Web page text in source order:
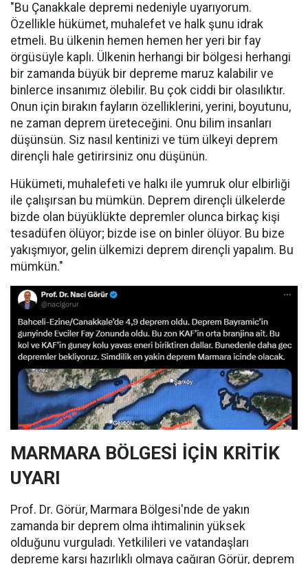
"Bu Çanakkale depremi nedeniyle uyarıyorum.
Özellikle hükümet, muhalefet ve halk şunu idrak
etmeli. Bu ülkenin hemen hemen her yeri bir fay
örgüsüyle kaplı. Ülkenin herhangi bir bölgesi herhangi
bir zamanda büyük bir depreme maruz kalabilir ve
binlerce insanımız ölebilir. Bu çok ciddi bir olasılıktır.
Onun için bırakın fayların özelliklerini, yerini, boyutunu,
ne zaman deprem üreteceğini. Onu bilim insanları
düşünsün. Siz nasıl kentinizi ve tüm ülkeyi deprem
dirençli hale getirirsiniz onu düşünün.
Hükümeti, muhalefeti ve halkı ile yumruk olur elbirliği
ile çalışırsan bu mümkün. Deprem dirençli ülkelerde
bizde olan büyüklükte depremler olunca birkaç kişi
tesadüfen ölüyor; bizde ise on binler ölüyor. Bu bize
yakışmıyor, gelin ülkemizi deprem dirençli yapalım. Bu
mümkün."
MARMARA BÖLGESİ İÇİN KRİTİK
UYARI
Prof. Dr. Görür, Marmara Bölgesi'nde de yakın
zamanda bir deprem olma ihtimalinin yüksek
olduğunu vurguladı. Yetkilileri ve vatandaşları
depreme karşı hazırlıklı olmaya çağıran Görür, deprem